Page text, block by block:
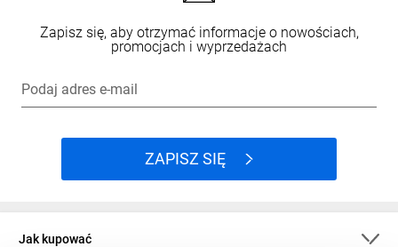
Zapisz się, aby otrzymać informacje o nowościach,
promocjach i wyprzedażach
Podaj adres e-mail
ZAPISZ SIĘ
Jak kupować